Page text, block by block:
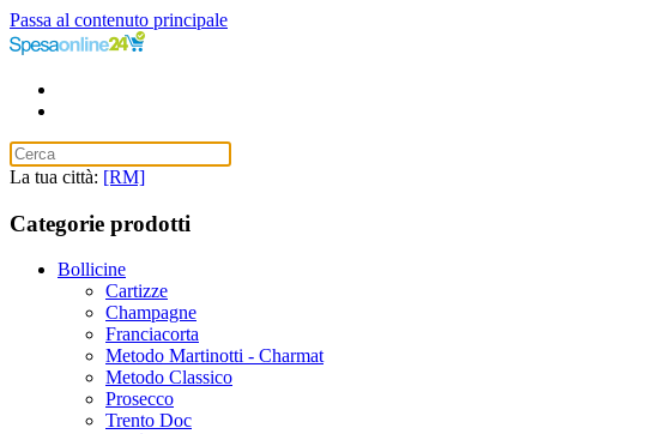
Passa al contenuto principale
La tua città: [RM]
Categorie prodotti
Bollicine
Cartizze
Champagne
Franciacorta
Metodo Martinotti - Charmat
Metodo Classico
Prosecco
Trento Doc